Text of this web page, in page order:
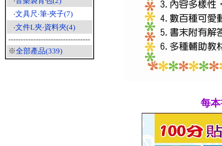
‧文具尺‧筆‧夾子(7)
‧文件L夾‧資料夾(4)
---------------------------------
※全部產品(339)
每